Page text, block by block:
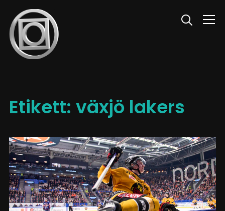
Info
Etikett: växjö lakers